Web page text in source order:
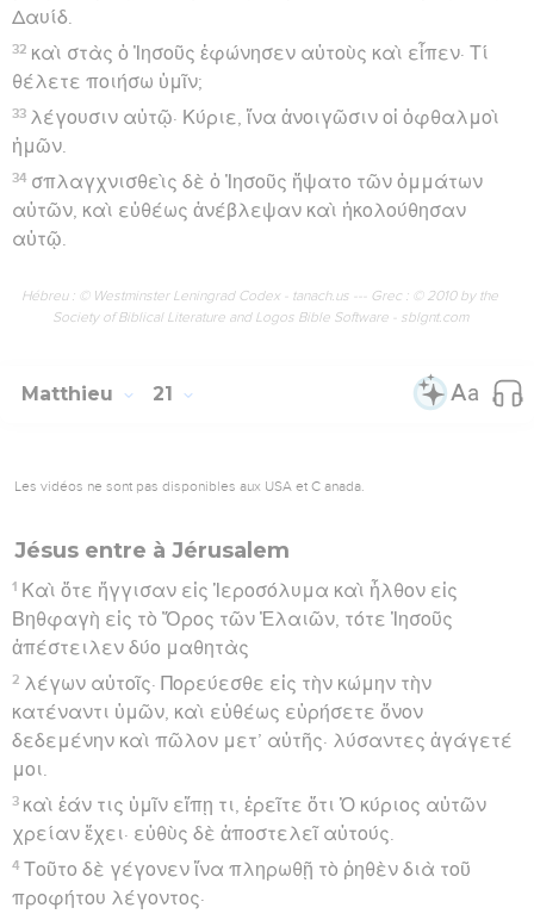
Δαυίδ.
32 καὶ στὰς ὁ Ἰησοῦς ἐφώνησεν αὐτοὺς καὶ εἶπεν· Τί
θέλετε ποιήσω ὑμῖν;
33 λέγουσιν αὐτῷ· Κύριε, ἵνα ἀνοιγῶσιν οἱ ὀφθαλμοὶ
ἡμῶν.
34 σπλαγχνισθεὶς δὲ ὁ Ἰησοῦς ἥψατο τῶν ὀμμάτων
αὐτῶν, καὶ εὐθέως ἀνέβλεψαν καὶ ἠκολούθησαν
αὐτῷ.
Hébreu : © Westminster Leningrad Codex - tanach.us --- Grec : © 2010 by the
Society of Biblical Literature and Logos Bible Software - sblgnt.com
Matthieu 21
Les vidéos ne sont pas disponibles aux USA et C anada.
Jésus entre à Jérusalem
1 Καὶ ὅτε ἤγγισαν εἰς Ἱεροσόλυμα καὶ ἦλθον εἰς
Βηθφαγὴ εἰς τὸ Ὄρος τῶν Ἐλαιῶν, τότε Ἰησοῦς
ἀπέστειλεν δύο μαθητὰς
2 λέγων αὐτοῖς· Πορεύεσθε εἰς τὴν κώμην τὴν
κατέναντι ὑμῶν, καὶ εὐθέως εὑρήσετε ὄνον
δεδεμένην καὶ πῶλον μετ’ αὐτῆς· λύσαντες ἀγάγετέ
μοι.
3 καὶ ἐάν τις ὑμῖν εἴπῃ τι, ἐρεῖτε ὅτι Ὁ κύριος αὐτῶν
χρείαν ἔχει· εὐθὺς δὲ ἀποστελεῖ αὐτούς.
4 Τοῦτο δὲ γέγονεν ἵνα πληρωθῇ τὸ ῥηθὲν διὰ τοῦ
προφήτου λέγοντος·